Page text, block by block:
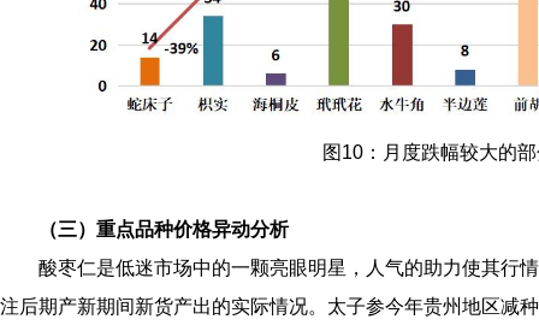
图10：月度跌幅较大的
（三）重点品种价格异动分析
酸枣仁是低迷市场中的一颗亮眼明星，人气的助力使其行
注后期产新期间新货产出的实际情况。太子参今年贵州地区减